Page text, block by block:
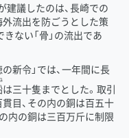
議したのは、長崎での
流出を防ごうとした策
ない「骨」の流出であ
新令」では、一年間に長
は三十隻までとした。取引
目、その内の銅は百五十
内の銅は三百万斤に制限